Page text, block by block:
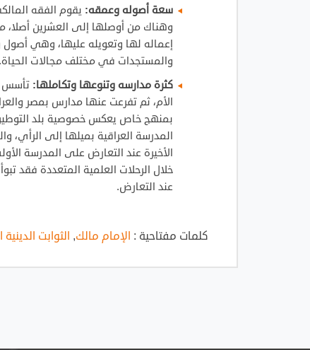
سعة أصوله وعمقه: يقوم الفقه
وهناك من أوصلها إلى العشرين أصلا،
إعماله لها وتعويله عليها، وهي
والمستجدات في مختلف مجالات الحياة.
كثرة مدارسه وتنوعها وتكاملها: تأسس
الأم، ثم تفرعت عنها مدارس بمصر
بمنهج خاص يعكس خصوصية بلد
المدرسة العراقية بميلها إلى الرأي،
الأخيرة عند التعارض على المدرسة
خلال الرحلات العلمية المتعددة فقد
عند التعارض.
كلمات مفتاحية : الإمام مالك, الثوابت